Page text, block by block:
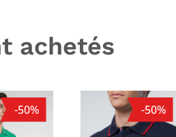
achetés
-50% -50%